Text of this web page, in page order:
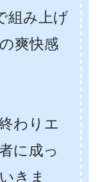
組み上げ
爽快感
わりエ
に成っ
きま